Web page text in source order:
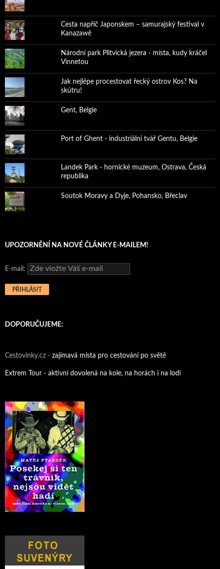
Cesta napříč Japonskem – samurajský festival v
Kanazawě
Národní park Plitvická jezera - místa, kudy kráčel
Vinnetou
Jak nejlépe procestovat řecký ostrov Kos? Na
skútru!
Gent, Belgie
Port of Ghent - industriální tvář Gentu, Belgie
Landek Park - hornické muzeum, Ostrava, Česká
republika
Soutok Moravy a Dyje, Pohansko, Břeclav
UPOZORNĚNÍ NA NOVÉ ČLÁNKY E-MAILEM!
E-mail:
DOPORUČUJEME:
Cestovinky.cz - zajímavá místa pro cestování po světě
Extrem Tour - aktivní dovolená na kole, na horách i na lodi